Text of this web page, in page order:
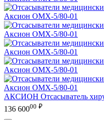
АКСИОН Отсасыватель
136 60000 ₽